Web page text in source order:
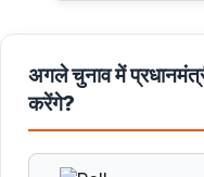
अगले चुनाव में
करेंगे?